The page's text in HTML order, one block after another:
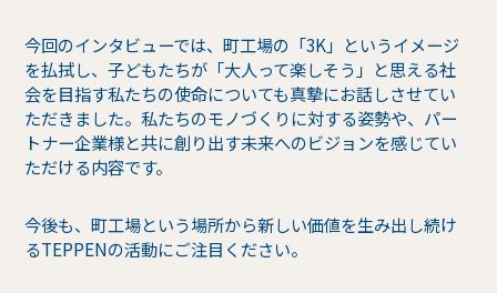
今回のインタビューでは、町工場の「3K」というイメージ
を払拭し、子どもたちが「大人って楽しそう」と思える社
会を目指す私たちの使命についても真摯にお話しさせてい
ただきました。私たちのモノづくりに対する姿勢や、パー
トナー企業様と共に創り出す未来へのビジョンを感じてい
ただける内容です。
今後も、町工場という場所から新しい価値を生み出し続け
るTEPPENの活動にご注目ください。